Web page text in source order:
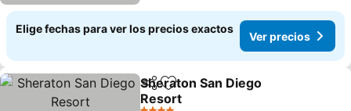
Elige fechas para ver los precios exactos
Ver precios
CompartirAgregar a favoritos
Sheraton San Diego
Resort